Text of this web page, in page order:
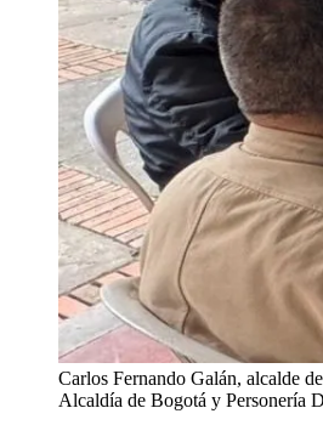
Carlos Fernando Galán, alcalde
Alcaldía de Bogotá y Personería